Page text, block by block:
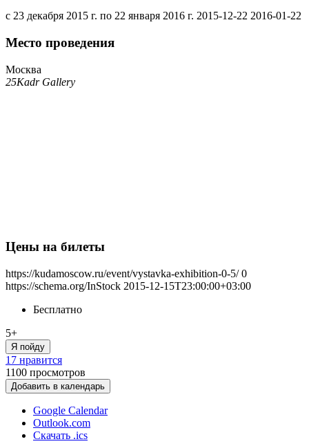
с 23 декабря 2015 г. по 22 января 2016 г. 2015-12-22 2016-01-22
Место проведения
Москва
25Kadr Gallery
Цены на билеты
https://kudamoscow.ru/event/vystavka-exhibition-0-5/ 0
https://schema.org/InStock 2015-12-15T23:00:00+03:00
Бесплатно
5+
Я пойду
17 нравится
1100 просмотров
Добавить в календарь
Google Calendar
Outlook.com
Скачать .ics